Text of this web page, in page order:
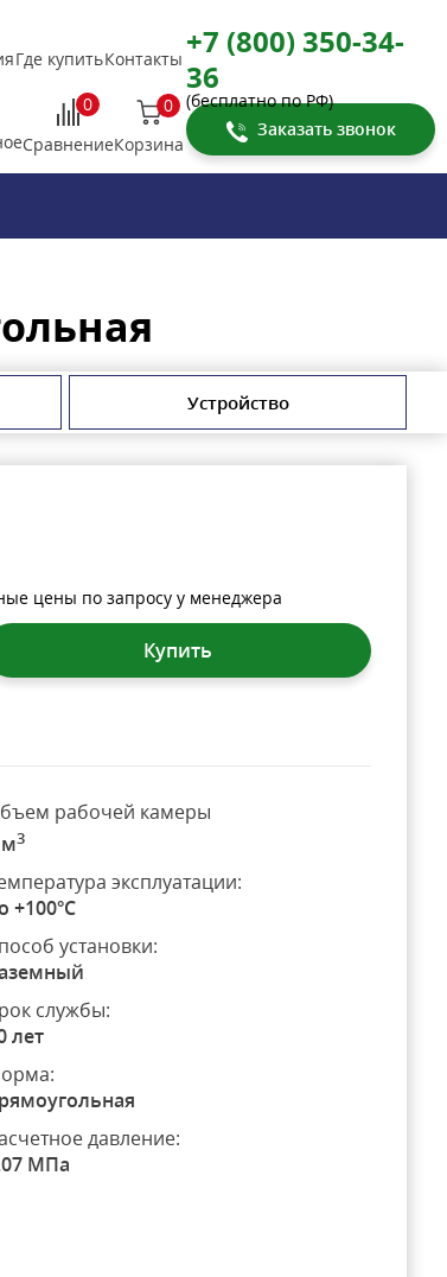
Где купитьКонтакты +7 (800) 350-34-
36
(бесплатно по РФ)
0
Сравнение
0
Корзина
Заказать звонок
Устройство
цены по запросу у менеджера
Купить
рабочей камеры
3
эксплуатации:
+100°C
установки:
службы:
лет
давление:
МПа